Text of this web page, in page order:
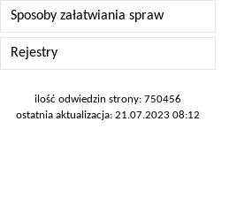
Sposoby załatwiania spraw
Rejestry
ilość odwiedzin strony: 750456
ostatnia aktualizacja: 21.07.2023 08:12